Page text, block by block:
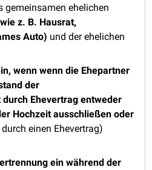
gemeinsamen ehelichen
z. B. Hausrat,
Auto) und der ehelichen
wenn wenn die Ehepartner
der
Ehevertrag entweder
Hochzeit ausschließen oder
durch einen Ehevertrag)
ein während der